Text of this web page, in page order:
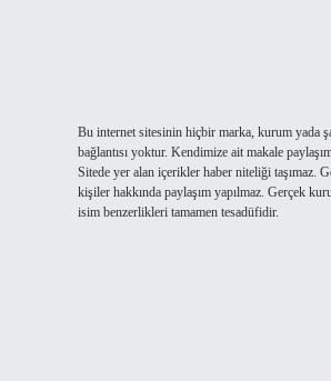
Bu internet sitesinin hiçbir marka, kurum yada
bağlantısı yoktur. Kendimize ait makale
Sitede yer alan içerikler haber niteliği taşımaz.
kişiler hakkında paylaşım yapılmaz. Gerçek
isim benzerlikleri tamamen tesadüfidir.